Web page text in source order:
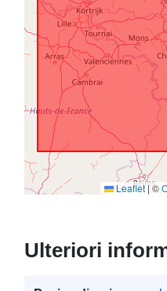
Leaflet|©
Ulteriori